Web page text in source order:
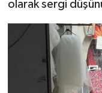
olarak sergi